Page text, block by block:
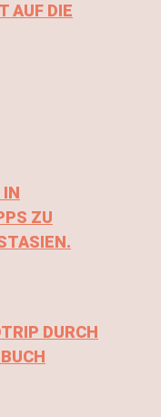
AUF DIE
IN
ZU
DURCH